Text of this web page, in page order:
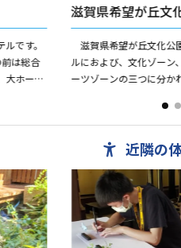
です。
は総合
大ホール
滋賀県希望が丘文
滋賀県希望が丘文化公
ルにおよび、文化ゾーン
ーツゾーンの三つに分
ゾーンはキャンプ場、ス...
近隣の